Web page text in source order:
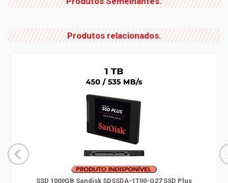
Produtos relacionados.
SSD 1000GB Sandisk SDSSDA-1T00-G27 SSD Plus